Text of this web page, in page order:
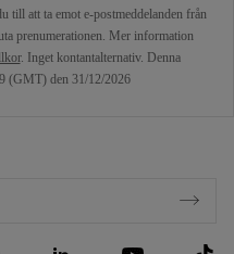
till att ta emot e-postmeddelanden från
prenumerationen. Mer information
. Inget kontantalternativ. Denna
(GMT) den 31/12/2026